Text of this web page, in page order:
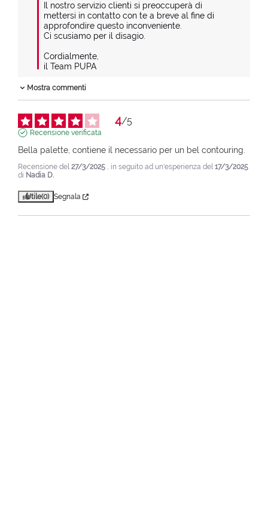
Il nostro servizio clienti si preoccuperà di
mettersi in contatto con te a breve al fine di
approfondire questo inconveniente.
Ci scusiamo per il disagio.
Cordialmente,
il Team PUPA
Mostra commenti
4/5
Recensione verificata
Bella palette, contiene il necessario per un bel contouring.
Recensione del 27/3/2025 , in seguito ad un'esperienza del 17/3/2025
di Nadia D.
Utile(0) Segnala